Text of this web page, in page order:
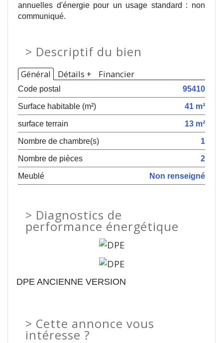
annuelles d'énergie pour un usage standard : non
communiqué.
> Descriptif du bien
Général Détails + Financier
Code postal
95410
Surface habitable (m²)
41 m²
surface terrain
13 m²
Nombre de chambre(s)
1
Nombre de pièces
2
Meublé
Non renseigné
> Diagnostics de
performance énergétique
DPE ANCIENNE VERSION
> Cette annonce vous
intéresse ?